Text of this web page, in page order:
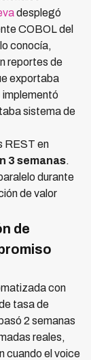
desplegó
COBOL del
conocía,
reportes de
exportaba
implementó
sistema de
REST en
3 semanas.
durante
de valor
de
con
tasa de
2 semanas
reales,
cuando el voice